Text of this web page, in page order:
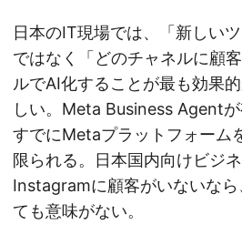
日本のIT現場では、「新しい
ではなく「どのチャネルに顧
ルでAI化することが最も効果
しい。Meta Business Agent
すでにMetaプラットフォーム
限られる。日本国内向けビジ
Instagramに顧客がいないなら
ても意味がない。